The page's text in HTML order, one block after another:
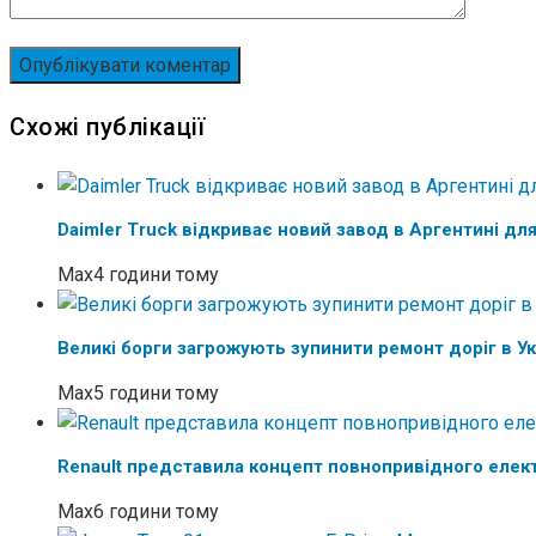
Схожі публікації
Daimler Truck відкриває новий завод в Аргентині для
Max4 години тому
Великі борги загрожують зупинити ремонт доріг в
Max5 години тому
Renault представила концепт повнопривідного
Max6 години тому